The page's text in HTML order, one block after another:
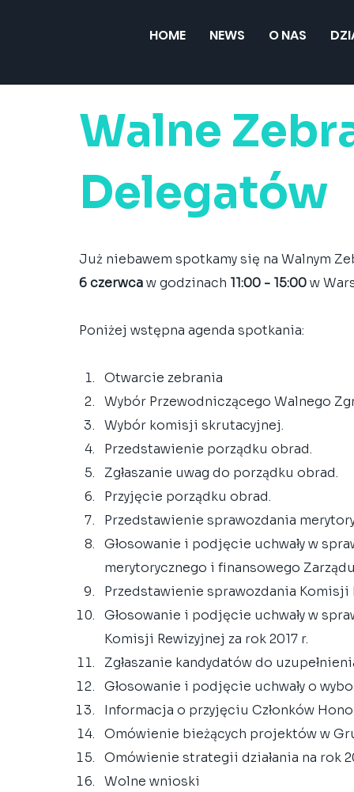
HOME NEWS O NAS
Walne
Delegatów
Już niebawem spotkamy się na Walnym
6 czerwca w godzinach 11:00 - 15:00 w
Poniżej wstępna agenda spotkania:
Otwarcie zebrania
Wybór Przewodniczącego Walnego
Wybór komisji skrutacyjnej.
Przedstawienie porządku obrad.
Zgłaszanie uwag do porządku obrad.
Przyjęcie porządku obrad.
Przedstawienie sprawozdania
Głosowanie i podjęcie uchwały w
merytorycznego i finansowego
Przedstawienie sprawozdania Komisji
Głosowanie i podjęcie uchwały w
Komisji Rewizyjnej za rok 2017 r.
Zgłaszanie kandydatów do
Głosowanie i podjęcie uchwały o
Informacja o przyjęciu Członków
Omówienie bieżących projektów w
Omówienie strategii działania na rok
Wolne wnioski